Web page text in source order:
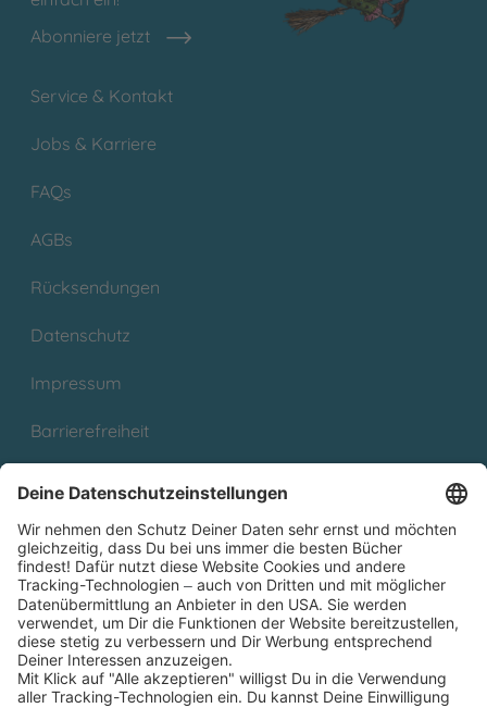
Abonniere jetzt
Service & Kontakt
Jobs & Karriere
FAQs
AGBs
Rücksendungen
Datenschutz
Impressum
Barrierefreiheit
Partnerprogramm (Affiliate)
Folge uns auf